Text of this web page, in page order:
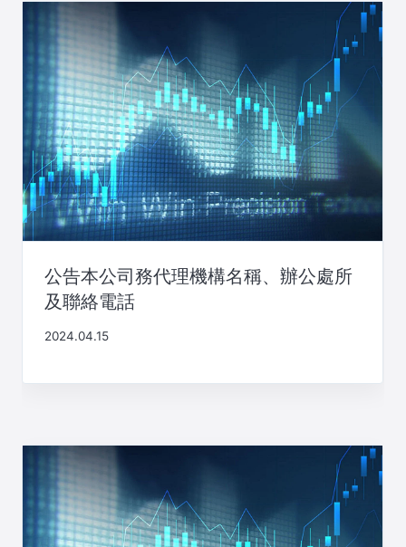
シ
ョ
ン
公告本公司務代理機構名稱、辦公處所
及聯絡電話
2024.04.15